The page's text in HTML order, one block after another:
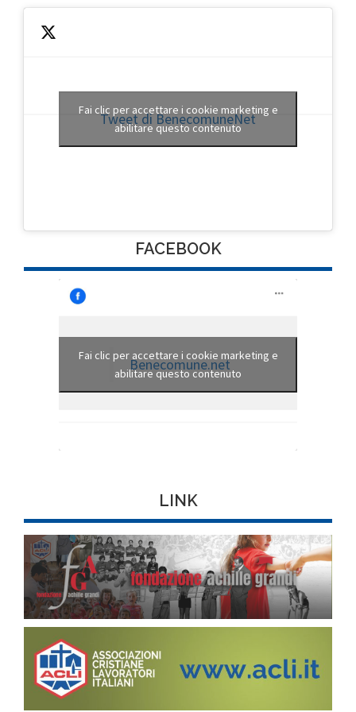
Tweet di BenecomuneNet
Fai clic per accettare i cookie marketing e
abilitare questo contenuto
FACEBOOK
Benecomune.net
Fai clic per accettare i cookie marketing e
abilitare questo contenuto
LINK